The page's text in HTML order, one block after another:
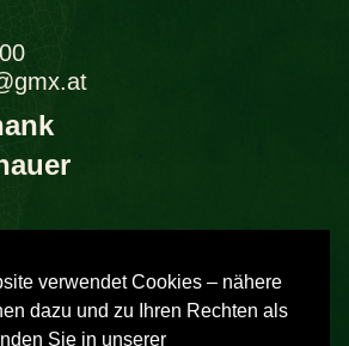
verwendet Cookies – nähere
dazu und zu Ihren Rechten als
Sie in unserer